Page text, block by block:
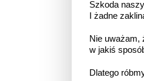
Szkoda
I żadne
Nie uważam,
w jakiś
Dlatego